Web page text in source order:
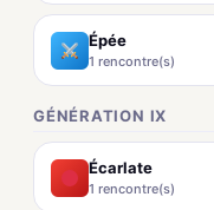
Épée
1 rencontre(s)
GÉNÉRATION IX
Écarlate
1 rencontre(s)